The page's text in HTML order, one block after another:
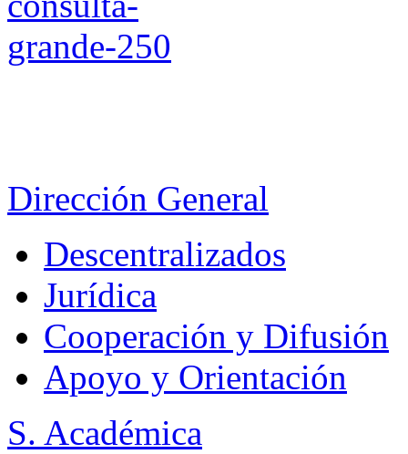
Dirección General
Descentralizados
Jurídica
Cooperación y Difusión
Apoyo y Orientación
S. Académica